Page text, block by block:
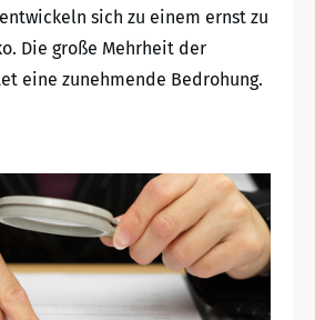
sich zu einem ernst zu
Die große Mehrheit der
eine zunehmende Bedrohung.